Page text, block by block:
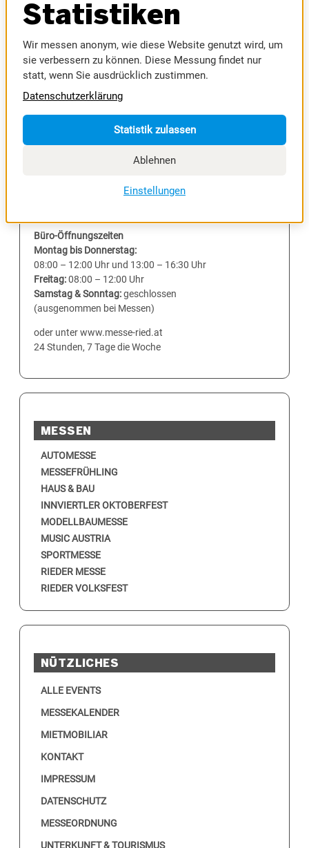
MESSE RIED GmbH
Brucknerstraße 39
A-4910 Ried im Innkreis
Tel. +43 7752 84011-0
Büro-Öffnungszeiten
Montag bis Donnerstag:
08:00 – 12:00 Uhr und 13:00 – 16:30 Uhr
Freitag:08:00 – 12:00 Uhr
Samstag & Sonntag:geschlossen
(ausgenommen bei Messen)
oder unter www.messe-ried.at
24 Stunden, 7 Tage die Woche
MESSEN
AUTOMESSE
MESSEFRÜHLING
HAUS & BAU
INNVIERTLER OKTOBERFEST
MODELLBAUMESSE
MUSIC AUSTRIA
SPORTMESSE
RIEDER MESSE
RIEDER VOLKSFEST
NÜTZLICHES
ALLE EVENTS
MESSEKALENDER
MIETMOBILIAR
KONTAKT
IMPRESSUM
DATENSCHUTZ
MESSEORDNUNG
UNTERKUNFT & TOURISMUS
Statistiken
Wir messen anonym, wie diese Website genutzt wird, um
sie verbessern zu können. Diese Messung findet nur
statt, wenn Sie ausdrücklich zustimmen.
Datenschutzerklärung
Statistik zulassen
Ablehnen
Einstellungen